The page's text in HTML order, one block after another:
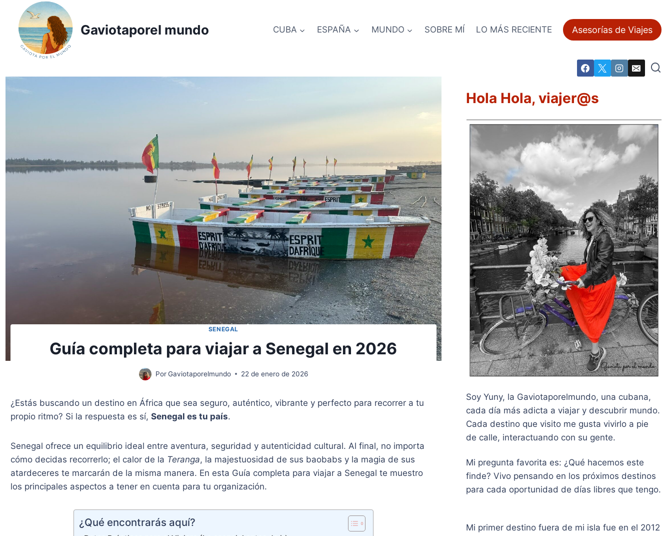
contenido
Gaviotaporel mundo CUBA ESPAÑA MUNDO SOBRE MÍ LO MÁS RECIENTE Asesorías de Viajes
SENEGAL
Guía completa para viajar a Senegal en 2026
Por Gaviotaporelmundo 22 de enero de 2026
¿Estás buscando un destino en África que sea seguro, auténtico, vibrante y perfecto para recorrer a tu
propio ritmo? Si la respuesta es sí, Senegal es tu país.
Senegal ofrece un equilibrio ideal entre aventura, seguridad y autenticidad cultural. Al final, no importa
cómo decidas recorrerlo; el calor de la Teranga, la majestuosidad de sus baobabs y la magia de sus
atardeceres te marcarán de la misma manera. En esta Guía completa para viajar a Senegal te muestro
los principales aspectos a tener en cuenta para tu organización.
¿Qué encontrarás aquí?
Hola Hola, viajer@s
Soy Yuny, la Gaviotaporelmundo, una cubana,
cada día más adicta a viajar y descubrir mundo.
Cada destino que visito me gusta vivirlo a pie
de calle, interactuando con su gente.
Mi pregunta favorita es: ¿Qué hacemos este
finde? Vivo pensando en los próximos destinos
para cada oportunidad de días libres que tengo.
​Mi primer destino fuera de mi isla fue en el 2012